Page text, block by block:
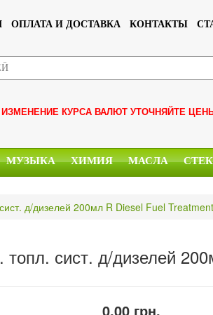
ОПЛАТА И ДОСТАВКА КОНТАКТЫ
КУРСА ВАЛЮТ УТОЧНЯЙТЕ
МУЗЫКА ХИМИЯ МАСЛА
д/дизелей 200мл R Diesel Fuel
топл. сист. д/дизелей
0.00 грн.